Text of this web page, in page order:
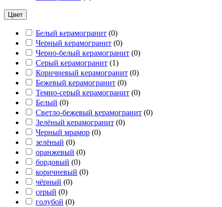
Цвет
Белый керамогранит (0)
Черный керамогранит (0)
Черно-белый керамогранит (0)
Серый керамогранит (1)
Коричневый керамогранит (0)
Бежевый керамогранит (0)
Темно-серый керамогранит (0)
Белый (0)
Светло-бежевый керамогранит (0)
Зелёный керамогранит (0)
Черный мрамор (0)
зелёный (0)
оранжевый (0)
бордовый (0)
коричневый (0)
чёрный (0)
серый (0)
голубой (0)